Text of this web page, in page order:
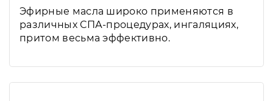
Эфирные масла широко применяются в
различных СПА-процедурах, ингаляциях,
притом весьма эффективно.